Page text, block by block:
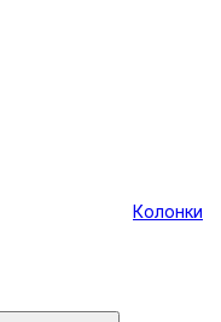
Колонки